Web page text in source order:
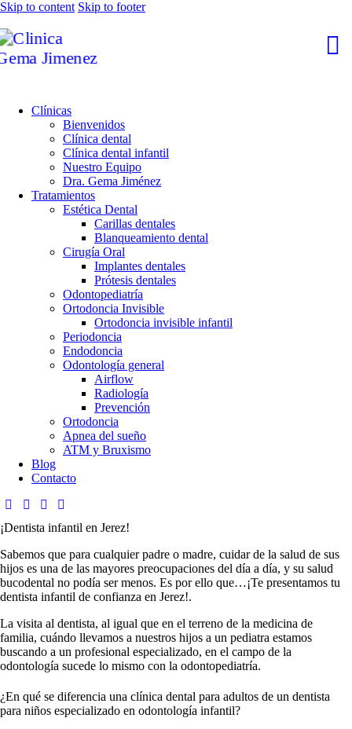
Skip to content Skip to footer
Clínicas
Bienvenidos
Clínica dental
Clínica dental infantil
Nuestro Equipo
Dra. Gema Jiménez
Tratamientos
Estética Dental
Carillas dentales
Blanqueamiento dental
Cirugía Oral
Implantes dentales
Prótesis dentales
Odontopediatría
Ortodoncia Invisible
Ortodoncia invisible infantil
Periodoncia
Endodoncia
Odontología general
Airflow
Radiología
Prevención
Ortodoncia
Apnea del sueño
ATM y Bruxismo
Blog
Contacto
¡Dentista infantil en Jerez!
Sabemos que para cualquier padre o madre, cuidar de la salud de sus
hijos es una de las mayores preocupaciones del día a día, y su salud
bucodental no podía ser menos. Es por ello que…¡Te presentamos tu
dentista infantil de confianza en Jerez!.
La visita al dentista, al igual que en el terreno de la medicina de
familia, cuándo llevamos a nuestros hijos a un pediatra estamos
buscando a un profesional especializado, en el campo de la
odontología sucede lo mismo con la odontopediatría.
¿En qué se diferencia una clínica dental para adultos de un dentista
para niños especializado en odontología infantil?